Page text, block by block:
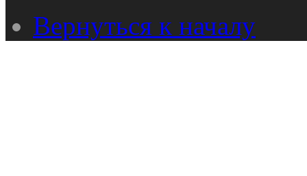
Вернуться к началу